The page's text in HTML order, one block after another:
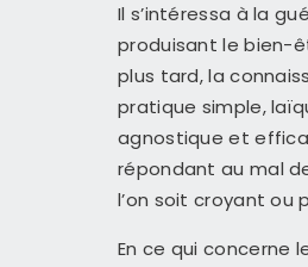
Il s’intéressa à la
produisant le bien-
plus tard, la
pratique simple,
agnostique et
répondant au mal
l’on soit croyant ou
En ce qui concerne